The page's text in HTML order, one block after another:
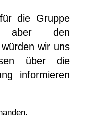
die Gruppe
aber den
wir uns
über die
informieren